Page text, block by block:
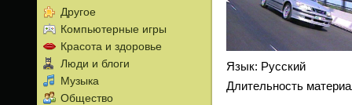
Другое
Компьютерные игры
Красота и здоровье
Люди и блоги
Музыка
Общество
Язык: Русский
Длительность